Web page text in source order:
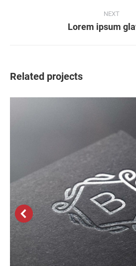
NEXT
Next
Lorem ipsum
Related projects